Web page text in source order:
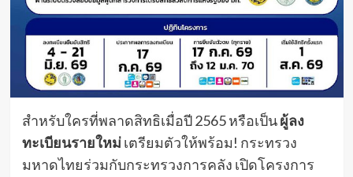
สำหรับใครที่พลาดสิทธิเมื่อปี 2565 หรือเป็นผู้ลง
ทะเบียนรายใหม่เตรียมตัวให้พร้อม! กระทรวง
มหาดไทยร่วมกับกระทรวงการคลัง เปิดโครงการ